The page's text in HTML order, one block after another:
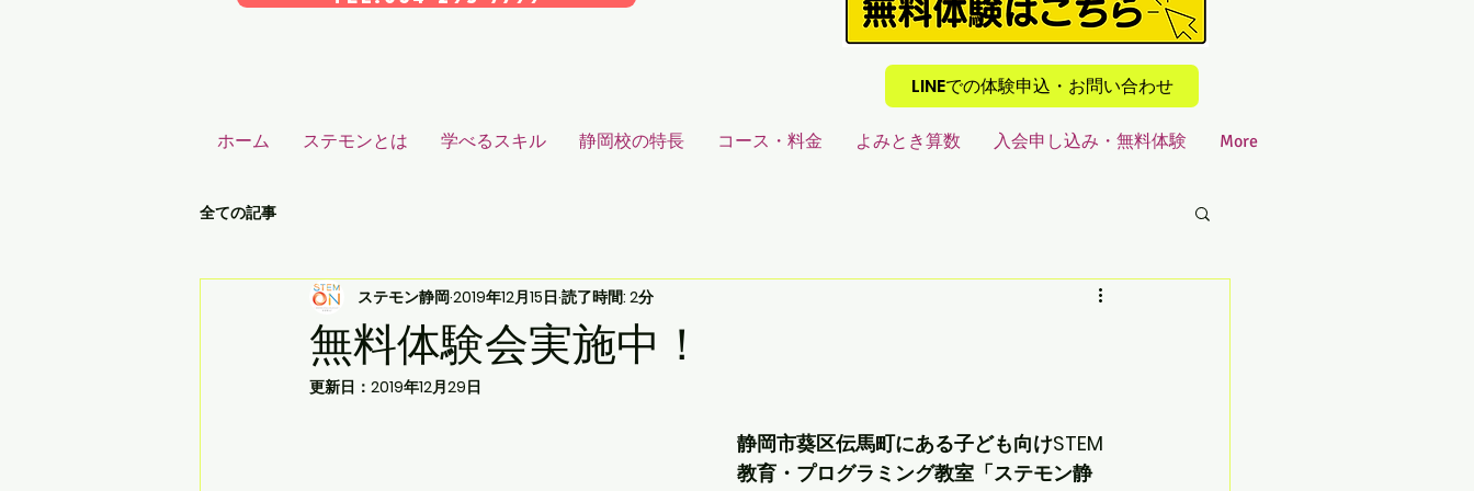
LINEでの体験申込・お問い合わせ
ホーム ステモンとは 学べるスキル 静岡校の特長 コース・料金 よみとき算数 入会申し込み・無料体験 More
全ての記事
無料体験会実施中！
ステモン静岡2019年12月15日 読了時間: 2分
更新日： 2019年12月29日
静岡市葵区伝馬町にある子ども向けSTEM
教育・プログラミング教室「ステモン静